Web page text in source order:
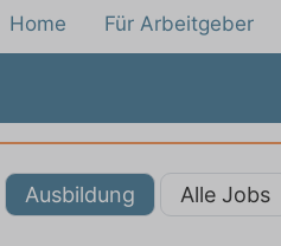
Home Für Arbeitgeber
Ausbildung Alle Jobs